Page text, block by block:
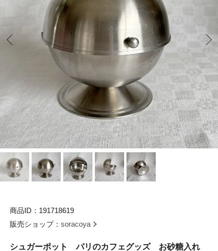
商品ID：191718619
販売ショップ： soracoya
シュガーポット パリのカフェグッズ お砂糖入れ